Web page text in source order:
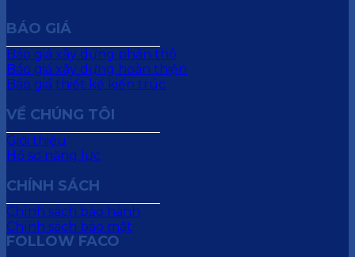
BÁO GIÁ
Báo giá xây dựng phần thô
Báo giá xây dựng hoàn thiện
Báo giá thiết kế kiến trúc
VỀ CHÚNG TÔI
Giới thiệu
Hồ sơ năng lực
CHÍNH SÁCH
Chính sách bảo hành
Chính sách bảo mật
FOLLOW FACO